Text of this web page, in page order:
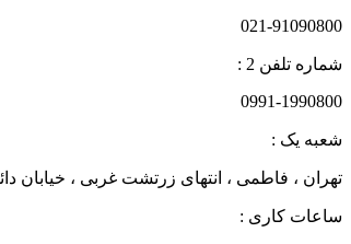
021-91090800
شماره تلفن 2 :
0991-1990800
شعبه یک :
تهران ، فاطمی ، انتهای زرتشت غربی ، خیابان دائمی ،
ساعات کاری :